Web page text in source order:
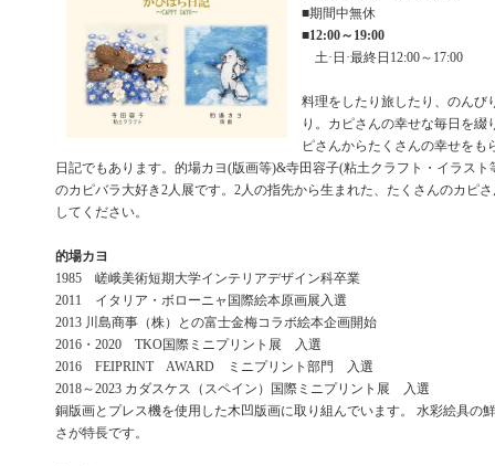
■期間中無休
■12:00～19:00
土·日·最終日12:00～17:00
料理をしたり旅したり、のんび
り。カピさんの幸せな毎日を綴
ピさんからたくさんの幸せをも
日記でもあります。的場カヨ(版画等)&寺田容子(粘土クラフト・イラスト
のカピバラ大好き2人展です。2人の指先から生まれた、たくさんのカピ
してください。
的場カヨ
1985 嵯峨美術短期大学インテリアデザイン科卒業
2011 イタリア・ボローニャ国際絵本原画展入選
2013 川島商事（株）との富士金梅コラボ絵本企画開始
2016・2020 TKO国際ミニプリント展 入選
2016 FEIPRINT AWARD ミニプリント部門 入選
2018～2023 カダスケス（スペイン）国際ミニプリント展 入選
銅版画とプレス機を使用した木凹版画に取り組んでいます。 水彩絵具の
さが特長です。